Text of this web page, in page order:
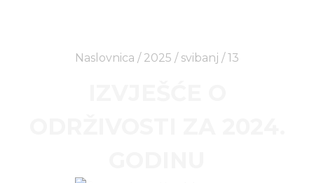
Naslovnica / 2025 / svibanj / 13